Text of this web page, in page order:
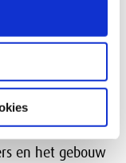
de SER
Als je
van jou
en het gebouw